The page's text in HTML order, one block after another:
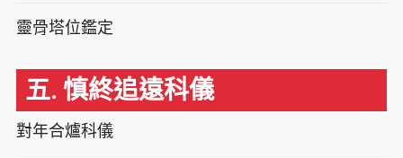
靈骨塔位鑑定
五. 慎終追遠科儀
對年合爐科儀